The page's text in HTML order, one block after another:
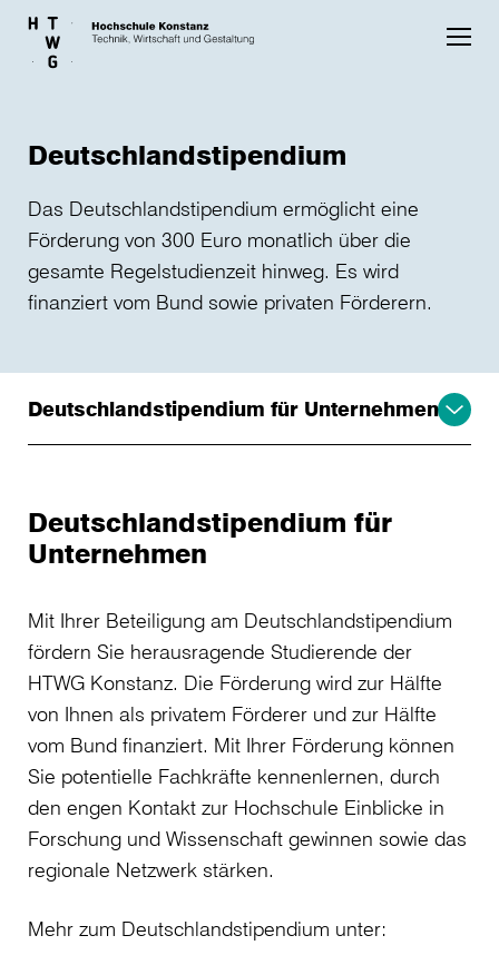
Skip to main content
Deutschlandstipendium
Das Deutschlandstipendium ermöglicht eine
Förderung von 300 Euro monatlich über die
gesamte Regelstudienzeit hinweg. Es wird
finanziert vom Bund sowie privaten Förderern.
Deutschlandstipendium für Unternehmen
Deutschlandstipendium für
Unternehmen
Mit Ihrer Beteiligung am Deutschlandstipendium
fördern Sie herausragende Studierende der
HTWG Konstanz. Die Förderung wird zur Hälfte
von Ihnen als privatem Förderer und zur Hälfte
vom Bund finanziert. Mit Ihrer Förderung können
Sie potentielle Fachkräfte kennenlernen, durch
den engen Kontakt zur Hochschule Einblicke in
Forschung und Wissenschaft gewinnen sowie das
regionale Netzwerk stärken.
Mehr zum Deutschlandstipendium unter: